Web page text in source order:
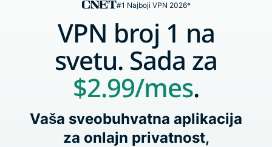
#1 Najboji VPN 2026*
VPN broj 1 na
svetu. Sada za
$2.99/mes.
Vaša sveobuhvatna aplikacija
za onlajn privatnost,